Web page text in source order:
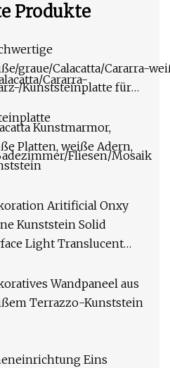
Produkte
graue/Calacatta/Cararra-
Kunststeinplatte für
Kunstmarmor,
Platten, weiße Adern,
Aritificial Onxy
Kunststein Solid
Light Translucent
Wandpaneel aus
Terrazzo-Kunststein
Eins